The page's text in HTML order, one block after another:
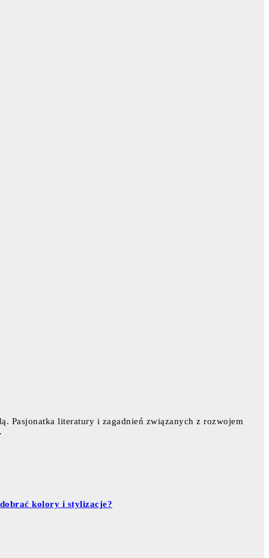
Pasjonatka literatury i zagadnień związanych z rozwojem
kolory i stylizacje?